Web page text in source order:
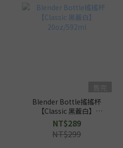
Blender Bottle搖搖杯
【Classic 黑蓋白】
20oz/592ml
NT$289
NT$299